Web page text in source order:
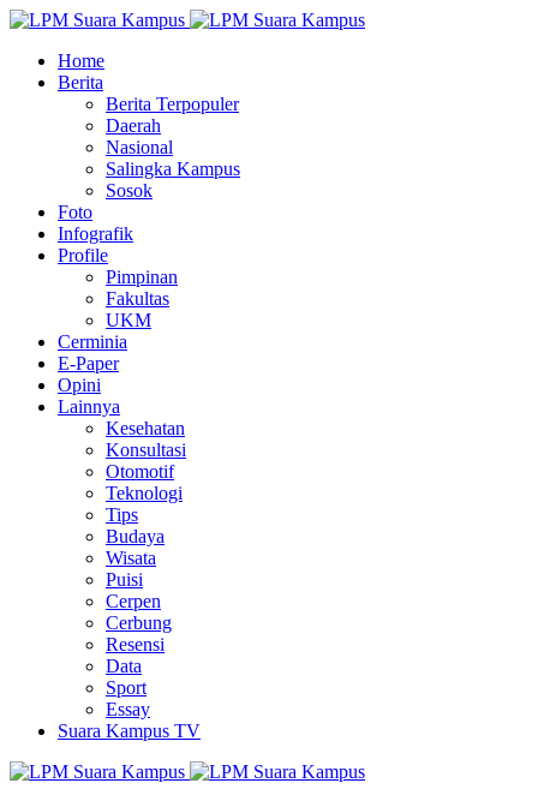
Home
Berita
Berita Terpopuler
Daerah
Nasional
Salingka Kampus
Sosok
Foto
Infografik
Profile
Pimpinan
Fakultas
UKM
Cerminia
E-Paper
Opini
Lainnya
Kesehatan
Konsultasi
Otomotif
Teknologi
Tips
Budaya
Wisata
Puisi
Cerpen
Cerbung
Resensi
Data
Sport
Essay
Suara Kampus TV